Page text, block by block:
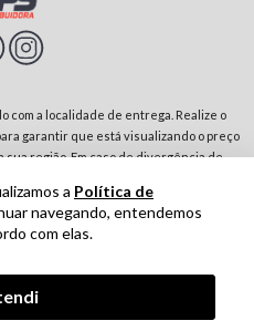
a Política de
navegando, entendemos
com elas.
com a localidade de entrega. Realize o
garantir que está visualizando o preço
região. Em caso de divergência de
Residencial Jardim São Domingos |
SP | CNPJ: 01.910.513/0001-00